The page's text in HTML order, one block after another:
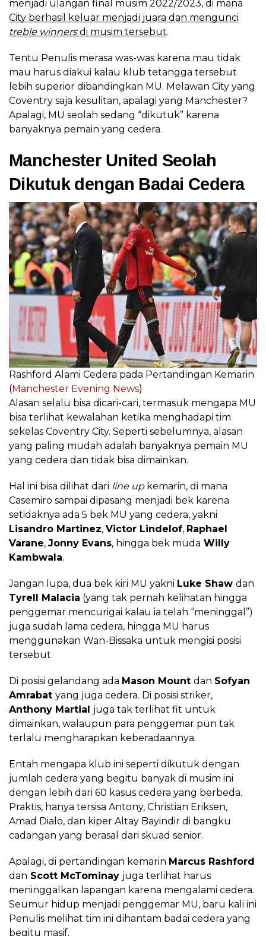
menjadi ulangan final musim 2022/2023, di mana
City berhasil keluar menjadi juara dan mengunci
treble winnersdi musim tersebut.
Tentu Penulis merasa was-was karena mau tidak
mau harus diakui kalau klub tetangga tersebut
lebih superior dibandingkan MU. Melawan City yang
Coventry saja kesulitan, apalagi yang Manchester?
Apalagi, MU seolah sedang “dikutuk” karena
banyaknya pemain yang cedera.
Manchester United Seolah
Dikutuk dengan Badai Cedera
Rashford Alami Cedera pada Pertandingan Kemarin
(Manchester Evening News)
Alasan selalu bisa dicari-cari, termasuk mengapa MU
bisa terlihat kewalahan ketika menghadapi tim
sekelas Coventry City. Seperti sebelumnya, alasan
yang paling mudah adalah banyaknya pemain MU
yang cedera dan tidak bisa dimainkan.
Hal ini bisa dilihat dari line up kemarin, di mana
Casemiro sampai dipasang menjadi bek karena
setidaknya ada 5 bek MU yang cedera, yakni
Lisandro Martinez, Victor Lindelof, Raphael
Varane, Jonny Evans, hingga bek muda Willy
Kambwala.
Jangan lupa, dua bek kiri MU yakni Luke Shaw dan
Tyrell Malacia (yang tak pernah kelihatan hingga
penggemar mencurigai kalau ia telah “meninggal”)
juga sudah lama cedera, hingga MU harus
menggunakan Wan-Bissaka untuk mengisi posisi
tersebut.
Di posisi gelandang ada Mason Mount dan Sofyan
Amrabat yang juga cedera. Di posisi striker,
Anthony Martial juga tak terlihat fit untuk
dimainkan, walaupun para penggemar pun tak
terlalu mengharapkan keberadaannya.
Entah mengapa klub ini seperti dikutuk dengan
jumlah cedera yang begitu banyak di musim ini
dengan lebih dari 60 kasus cedera yang berbeda.
Praktis, hanya tersisa Antony, Christian Eriksen,
Amad Dialo, dan kiper Altay Bayindir di bangku
cadangan yang berasal dari skuad senior.
Apalagi, di pertandingan kemarin Marcus Rashford
dan Scott McTominay juga terlihat harus
meninggalkan lapangan karena mengalami cedera.
Seumur hidup menjadi penggemar MU, baru kali ini
Penulis melihat tim ini dihantam badai cedera yang
begitu masif.